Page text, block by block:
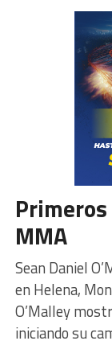
MMA
Sean Daniel
en Helena,
O’Malley
iniciando su